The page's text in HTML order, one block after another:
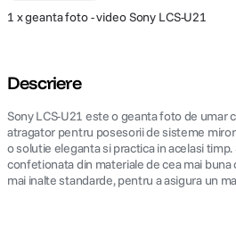
1 x geanta foto - video Sony LCS-U21
Descriere
Sony LCS-U21 este o geanta foto de umar
atragator pentru posesorii de sisteme
o solutie eleganta si practica in acelasi
confetionata din materiale de cea mai buna
mai inalte standarde, pentru a asigura un